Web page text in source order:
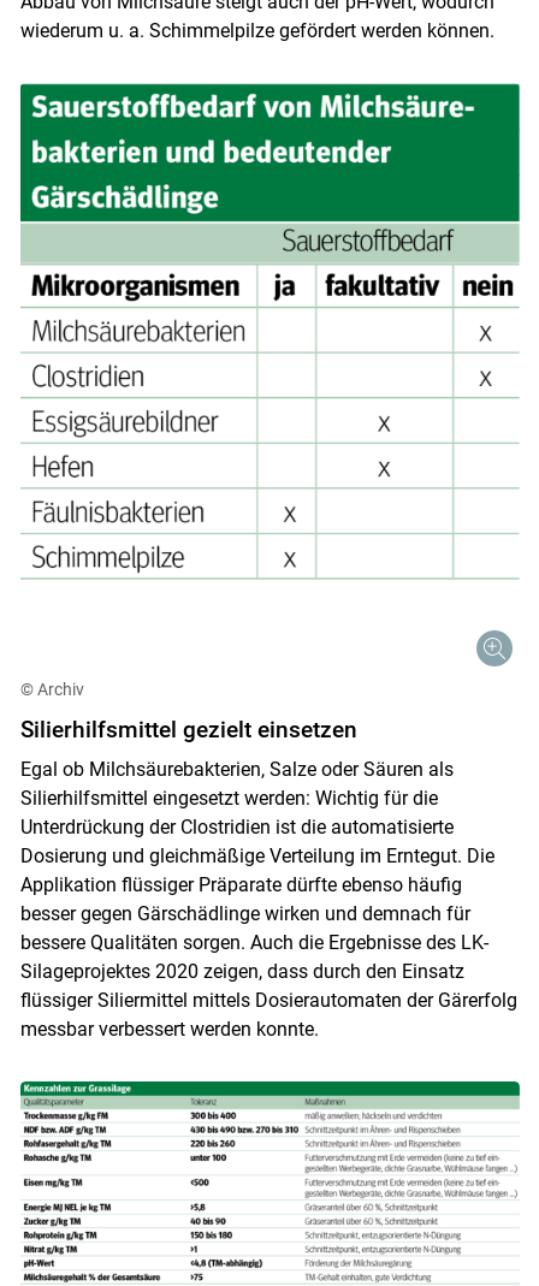
wiederum u. a. Schimmelpilze gefördert werden können.
© Archiv
Silierhilfsmittel gezielt einsetzen
Egal ob Milchsäurebakterien, Salze oder Säuren als
Silierhilfsmittel eingesetzt werden: Wichtig für die
Unterdrückung der Clostridien ist die automatisierte
Dosierung und gleichmäßige Verteilung im Erntegut. Die
Applikation flüssiger Präparate dürfte ebenso häufig
besser gegen Gärschädlinge wirken und demnach für
bessere Qualitäten sorgen. Auch die Ergebnisse des LK-
Silageprojektes 2020 zeigen, dass durch den Einsatz
flüssiger Siliermittel mittels Dosierautomaten der Gärerfolg
messbar verbessert werden konnte.